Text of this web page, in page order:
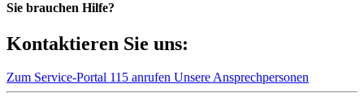
Sie brauchen Hilfe?
Kontaktieren Sie uns:
Zum Service-Portal 115 anrufen Unsere Ansprechpersonen